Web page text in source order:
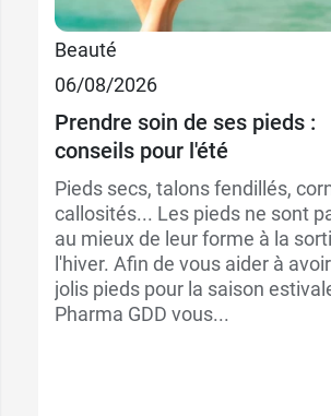
11,99 €
par 5
Beauté
06/08/2026
Prendre soin de ses pieds :
conseils pour l'été
Pieds secs, talons fendillés,
callosités... Les pieds ne sont
au mieux de leur forme à la
l'hiver. Afin de vous aider à
jolis pieds pour la saison
Pharma GDD vous...